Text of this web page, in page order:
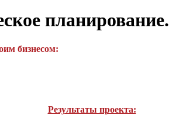
планирование.
бизнесом:
Результаты проекта: